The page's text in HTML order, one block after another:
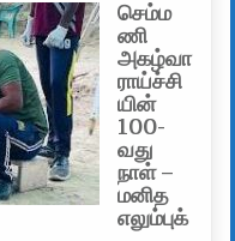
செம்ம
ணி
அகழ்வா
ராய்ச்சி
யின்
100-
வது
நாள் –
மனித
எலும்புக்